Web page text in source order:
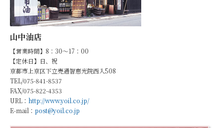
山中油店
【営業時間】8：30～17：00
【定休日】日、祝
京都市上京区下立売通智恵光院西入508
TEL/075-841-8537
FAX/075-822-4353
URL： http://www.yoil.co.jp/
E-mail： post@yoil.co.jp